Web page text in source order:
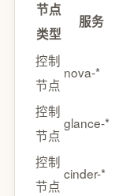
节点
类型
服务
控制
节点
nova-*
控制
节点
glance-*
控制
节点
cinder-*